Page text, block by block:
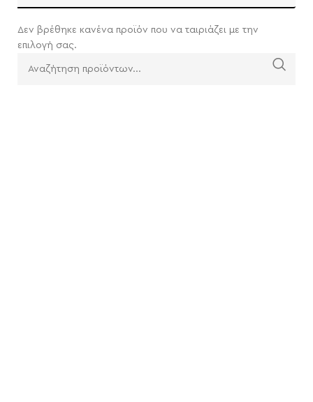
Δεν βρέθηκε κανένα προϊόν που να ταιριάζει με την
επιλογή σας.